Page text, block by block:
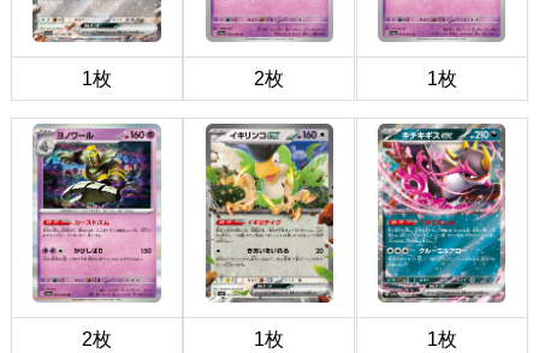
1枚 2枚 1枚
2枚 1枚 1枚